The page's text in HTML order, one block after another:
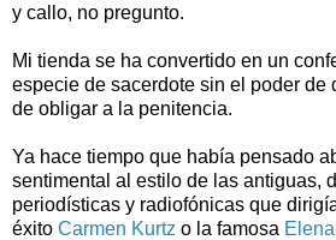
y callo, no pregunto.
Mi tienda se ha convertido en un
especie de sacerdote sin el poder de
de obligar a la penitencia.
Ya hace tiempo que había pensado
sentimental al estilo de las antiguas,
periodísticas y radiofónicas que
éxito Carmen Kurtz o la famosa